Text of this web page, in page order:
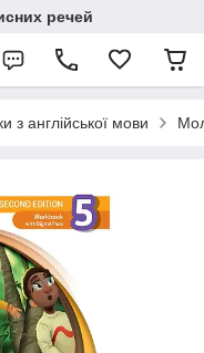
речей
з англійської мови